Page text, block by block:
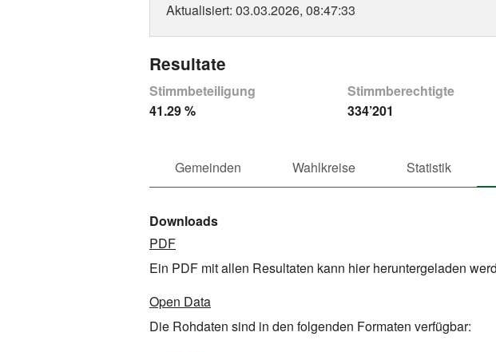
Aktualisiert: 03.03.2026, 08:47:33
Resultate
Stimmbeteiligung
41.29 %
Stimmberechtigte
334’201
Gemeinden Wahlkreise Statistik
Downloads
PDF
Ein PDF mit allen Resultaten kann hier heruntergeladen
Open Data
Die Rohdaten sind in den folgenden Formaten verfügbar: